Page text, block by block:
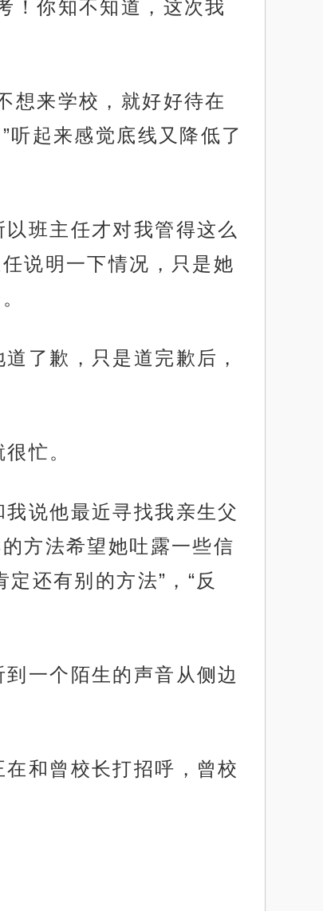
！你知不知道，这次我
想来学校，就好好待在
起来感觉底线又降低了
班主任才对我管得这么
说明一下情况，只是她
了歉，只是道完歉后，
忙。
说他最近寻找我亲生父
方法希望她吐露一些信
还有别的方法”，“反
一个陌生的声音从侧边
和曾校长打招呼，曾校